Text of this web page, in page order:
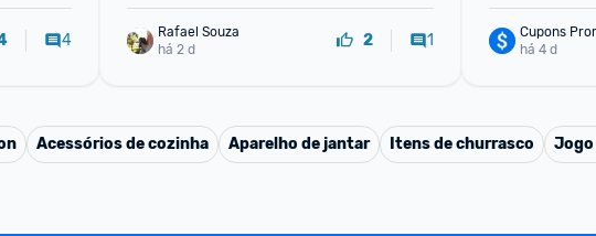
4
Rafael Souza
há 2 d
2 1
Cupons
há 4 d
Acessórios de cozinha Aparelho de jantar Itens de churrasco Jogo